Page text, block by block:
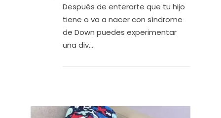
Después de enterarte que tu hijo
tiene o va a nacer con síndrome
de Down puedes experimentar
una div...